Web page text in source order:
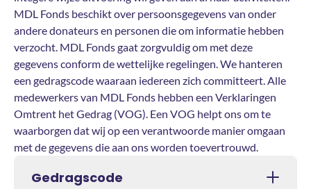
MDL Fonds beschikt over persoonsgegevens van onder
andere donateurs en personen die om informatie hebben
verzocht. MDL Fonds gaat zorgvuldig om met deze
gegevens conform de wettelijke regelingen. We hanteren
een gedragscode waaraan iedereen zich committeert. Alle
medewerkers van MDL Fonds hebben een Verklaringen
Omtrent het Gedrag (VOG). Een VOG helpt ons om te
waarborgen dat wij op een verantwoorde manier omgaan
met de gegevens die aan ons worden toevertrouwd.
Gedragscode